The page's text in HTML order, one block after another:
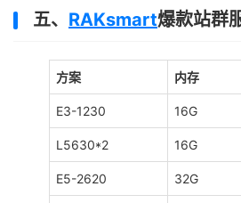
五、 RAKsmart爆款站群
方案 内存
E3-1230 16G
L5630*2 16G
E5-2620 32G